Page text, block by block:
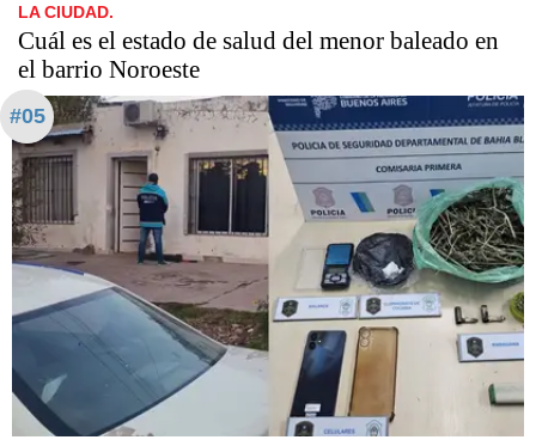
LA CIUDAD.
Cuál es el estado de salud del menor baleado en
el barrio Noroeste
#05